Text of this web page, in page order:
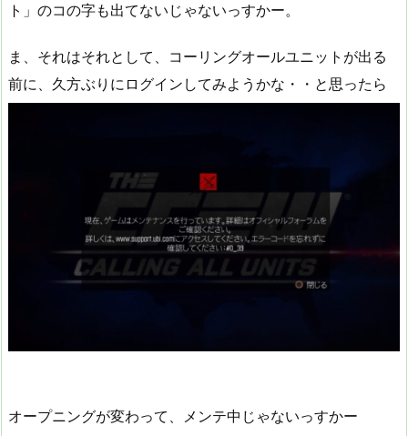
ト」のコの字も出てないじゃないっすかー。
ま、それはそれとして、コーリングオールユニットが出る
前に、久方ぶりにログインしてみようかな・・と思ったら
オープニングが変わって、メンテ中じゃないっすかー